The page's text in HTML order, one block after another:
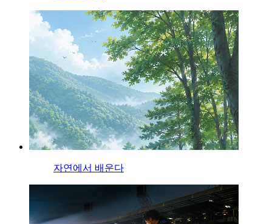
자연에서 배운다